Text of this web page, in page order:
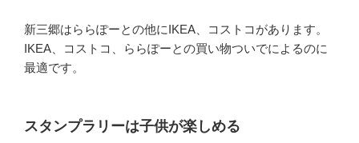
新三郷はららぽーとの他にIKEA、コストコがあります。
IKEA、コストコ、ららぽーとの買い物ついでによるのに
最適です。
スタンプラリーは子供が楽しめる